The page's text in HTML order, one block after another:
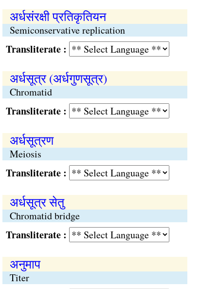
अर्धसंरक्षी प्रतिकृतियन
Semiconservative replication
:
अर्धसूत्र (अर्धगुणसूत्र)
Chromatid
:
अर्धसूत्रण
Meiosis
:
अर्धसूत्र सेतु
Chromatid bridge
:
अनुमाप
Titer